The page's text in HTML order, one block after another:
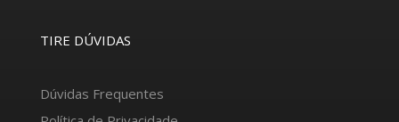
TIRE DÚVIDAS
Dúvidas Frequentes